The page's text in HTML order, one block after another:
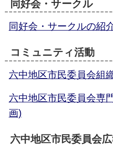
同好会・サークル
同好会・サークルの紹
コミュニティ活動
六中地区市民委員会組
六中地区市民委員会専
画)
六中地区市民委員会